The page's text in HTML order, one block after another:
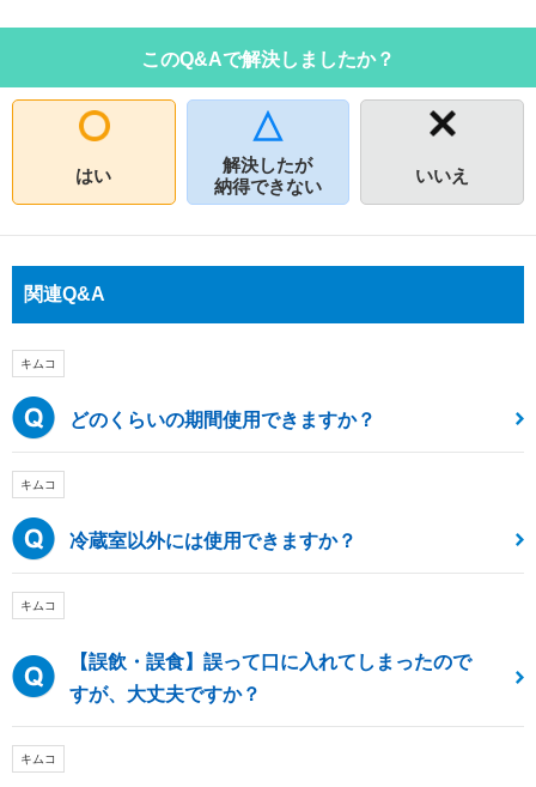
このQ&Aで解決しましたか？
はい
解決したが
納得できない
いいえ
関連Q&A
キムコ
どのくらいの期間使用できますか？
キムコ
冷蔵室以外には使用できますか？
キムコ
【誤飲・誤食】誤って口に入れてしまったので
すが、大丈夫ですか？
キムコ